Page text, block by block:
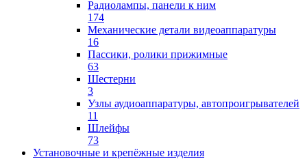
Радиолампы, панели к ним
174
Механические детали видеоаппаратуры
16
Пассики, ролики прижимные
63
Шестерни
3
Узлы аудиоаппаратуры, автопроигрывателей
11
Шлейфы
73
Установочные и крепёжные изделия